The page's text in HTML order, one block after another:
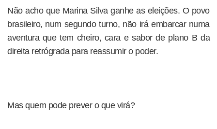
Não acho que Marina Silva ganhe as eleições. O povo
brasileiro, num segundo turno, não irá embarcar numa
aventura que tem cheiro, cara e sabor de plano B da
direita retrógrada para reassumir o poder.
Mas quem pode prever o que virá?